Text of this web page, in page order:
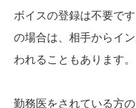
ボイスの登録は不要で
の場合は、相手からイ
われることもあります。
勤務医をされている方